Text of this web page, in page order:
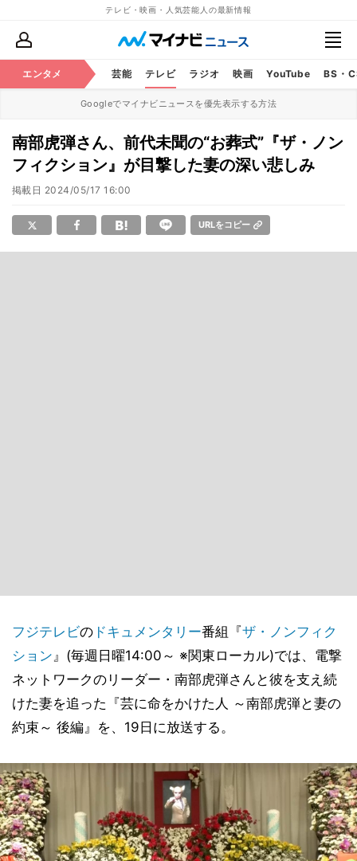
テレビ・映画・人気芸能人の最新情報
エンタメ 芸能 テレビ ラジオ 映画 YouTube BS・
Googleでマイナビニュースを優先表示する方法
南部虎弾さん、前代未聞の“お葬式”『ザ・ノン
フィクション』が目撃した妻の深い悲しみ
掲載日 2024/05/17 16:00
URLをコピー
フジテレビの ドキュメンタリー番組『ザ・ノンフィク
ション』(毎週日曜14:00～ ※関東ローカル)では、電撃
ネットワークのリーダー・南部虎弾さんと彼を支え続
けた妻を追った『芸に命をかけた人 ～南部虎弾と妻の
約束～ 後編』を、19日に放送する。